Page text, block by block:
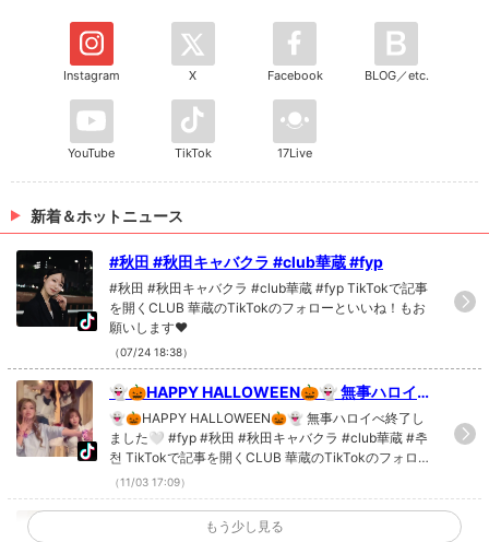
Instagram X Facebook BLOG／etc.
YouTube TikTok 17Live
新着＆ホットニュース
#秋田 #秋田キャバクラ #club華蔵 #fyp
#秋田 #秋田キャバクラ #club華蔵 #fyp TikTokで記事
を開くCLUB 華蔵のTikTokのフォローといいね！もお
願いします❤
（07/24 18:38）
👻🎃HAPPY HALLOWEEN🎃👻 無事ハロイべ
終了しました🤍 #fyp #秋田 #秋田キャバクラ #
club華蔵 #추천
👻🎃HAPPY HALLOWEEN🎃👻 無事ハロイべ終了し
ました🤍 #fyp #秋田 #秋田キャバクラ #club華蔵 #추
천 TikTokで記事を開くCLUB 華蔵のTikTokのフォロー
といいね！もお願いします❤
（11/03 17:09）
#秋田 #秋田キャバクラ #club華蔵 #fyp #추천
もう少し見る